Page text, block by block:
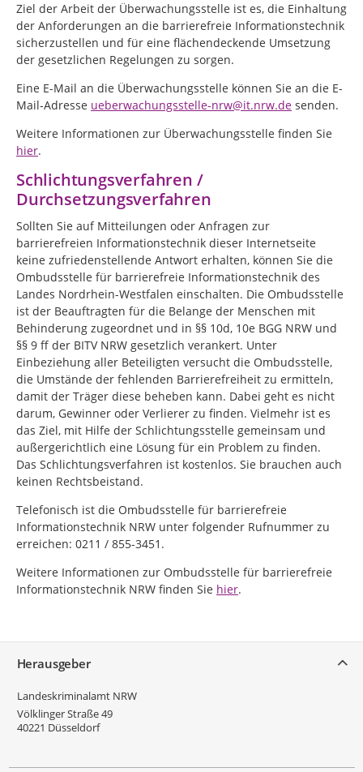
Ziel der Arbeit der Überwachungsstelle ist es, die Einhaltung
der Anforderungen an die barrierefreie Informationstechnik
sicherzustellen und für eine flächendeckende Umsetzung
der gesetzlichen Regelungen zu sorgen.
Eine E-Mail an die Überwachungsstelle können Sie an die E-
Mail-Adresse ueberwachungsstelle-nrw@it.nrw.de senden.
Weitere Informationen zur Überwachungsstelle finden Sie
hier.
Schlichtungsverfahren /
Durchsetzungsverfahren
Sollten Sie auf Mitteilungen oder Anfragen zur
barrierefreien Informationstechnik dieser Internetseite
keine zufriedenstellende Antwort erhalten, können Sie die
Ombudsstelle für barrierefreie Informationstechnik des
Landes Nordrhein-Westfalen einschalten. Die Ombudsstelle
ist der Beauftragten für die Belange der Menschen mit
Behinderung zugeordnet und in §§ 10d, 10e BGG NRW und
§§ 9 ff der BITV NRW gesetzlich verankert. Unter
Einbeziehung aller Beteiligten versucht die Ombudsstelle,
die Umstände der fehlenden Barrierefreiheit zu ermitteln,
damit der Träger diese beheben kann. Dabei geht es nicht
darum, Gewinner oder Verlierer zu finden. Vielmehr ist es
das Ziel, mit Hilfe der Schlichtungsstelle gemeinsam und
außergerichtlich eine Lösung für ein Problem zu finden.
Das Schlichtungsverfahren ist kostenlos. Sie brauchen auch
keinen Rechtsbeistand.
Telefonisch ist die Ombudsstelle für barrierefreie
Informationstechnik NRW unter folgender Rufnummer zu
erreichen: 0211 / 855-3451.
Weitere Informationen zur Ombudsstelle für barrierefreie
Informationstechnik NRW finden Sie hier.
Herausgeber
Landeskriminalamt NRW
Völklinger Straße 49
40221 Düsseldorf